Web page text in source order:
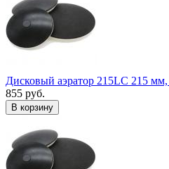
Дисковый аэратор 215LC 215
855 руб.
В корзину